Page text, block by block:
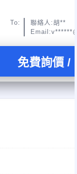
To:
聯絡人:胡**
免費詢價 /